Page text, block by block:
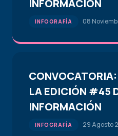
INFORMACIÓN
INFOGRAFÍA 08
LA EDICIÓN #45
INFORMACIÓN
INFOGRAFÍA 29 Agosto